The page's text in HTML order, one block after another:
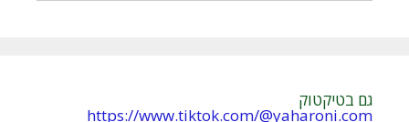
גם בטיקטוק
https://www.tiktok.com/@yaharoni.com